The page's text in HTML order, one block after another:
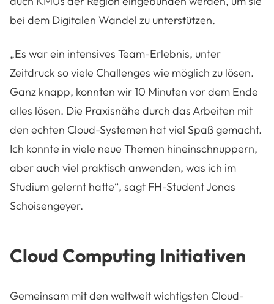
bei dem Digitalen Wandel zu unterstützen.
„Es war ein intensives Team-Erlebnis, unter
Zeitdruck so viele Challenges wie möglich zu lösen.
Ganz knapp, konnten wir 10 Minuten vor dem Ende
alles lösen. Die Praxisnähe durch das Arbeiten mit
den echten Cloud-Systemen hat viel Spaß gemacht.
Ich konnte in viele neue Themen hineinschnuppern,
aber auch viel praktisch anwenden, was ich im
Studium gelernt hatte“, sagt FH-Student Jonas
Schoisengeyer.
Cloud Computing Initiativen
Gemeinsam mit den weltweit wichtigsten Cloud-